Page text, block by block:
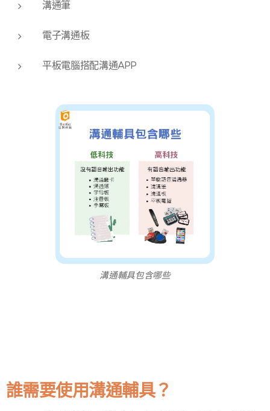
溝通筆
電子溝通板
平板電腦搭配溝通APP
溝通輔具包含哪些
誰需要使用溝通輔具？